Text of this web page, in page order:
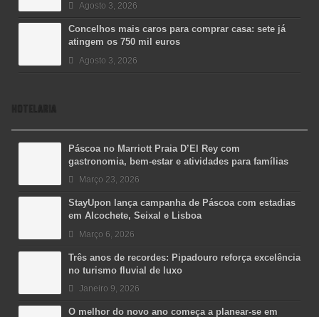
Agosto 3, 2026
Concelhos mais caros para comprar casa: sete já
atingem os 750 mil euros
Agosto 3, 2026
HOTELARIA
Páscoa no Marriott Praia D’El Rey com
gastronomia, bem-estar e atividades para famílias
Março 23, 2026
StayUpon lança campanha de Páscoa com estadias
em Alcochete, Seixal e Lisboa
Março 6, 2026
Três anos de recordes: Pipadouro reforça excelência
no turismo fluvial de luxo
Janeiro 9, 2026
O melhor do novo ano começa a planear-se em